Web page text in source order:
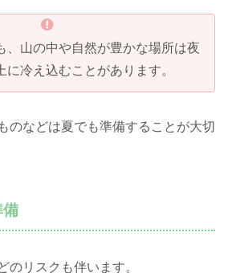
、山の中や自然が豊かな場所は夜
に冷え込むことがあります。
のなどは夏でも準備することが大切
備
のリスクも伴います。